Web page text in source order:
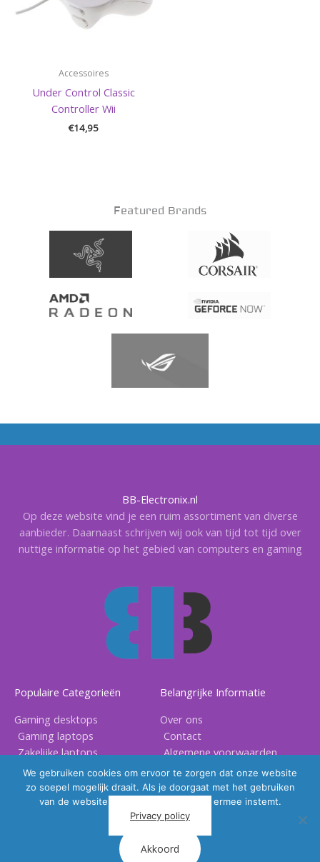
Accessoires
Under Control Classic
Controller Wii
€14,95
Featured Brands
BB-Electronix.nl
Op deze website vind je een ruim assortiment van diverse
aanbieder. Daarnaast schrijven wij ook van tijd tot tijd over
nuttige informatie op het gebied van computers en gaming
Populaire Categorieën
Gaming desktops
Gaming laptops
Zakelijke laptops
Gaming accessoires
Belangrijke Informatie
Over ons
Contact
Algemene voorwaarden
Privacy voorwaarden
Copyright © 2026 |BB Electronix
We gebruiken cookies om ervoor te zorgen dat onze website
zo soepel mogelijk draait. Als je doorgaat met het gebruiken
van de website, gaan we er vanuit dat ermee instemt.
Privacy policy
Akkoord